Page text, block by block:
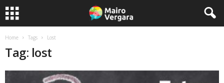
Home Tags Lost
Tag: lost